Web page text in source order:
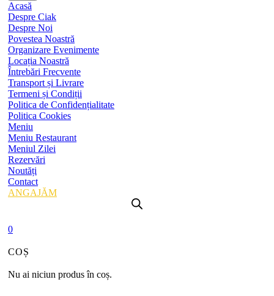
Acasă
Despre Ciak
Despre Noi
Povestea Noastră
Organizare Evenimente
Locația Noastră
Întrebări Frecvente
Transport și Livrare
Termeni și Condiții
Politica de Confidențialitate
Politica Cookies
Meniu
Meniu Restaurant
Meniul Zilei
Rezervări
Noutăți
Contact
ANGAJĂM
0
COȘ
Nu ai niciun produs în coș.